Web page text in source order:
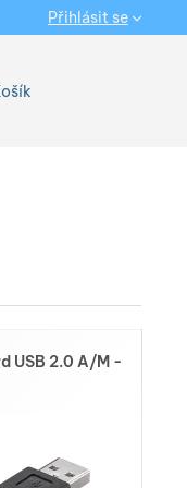
USB 2.0 A/M -
Přihlásit se